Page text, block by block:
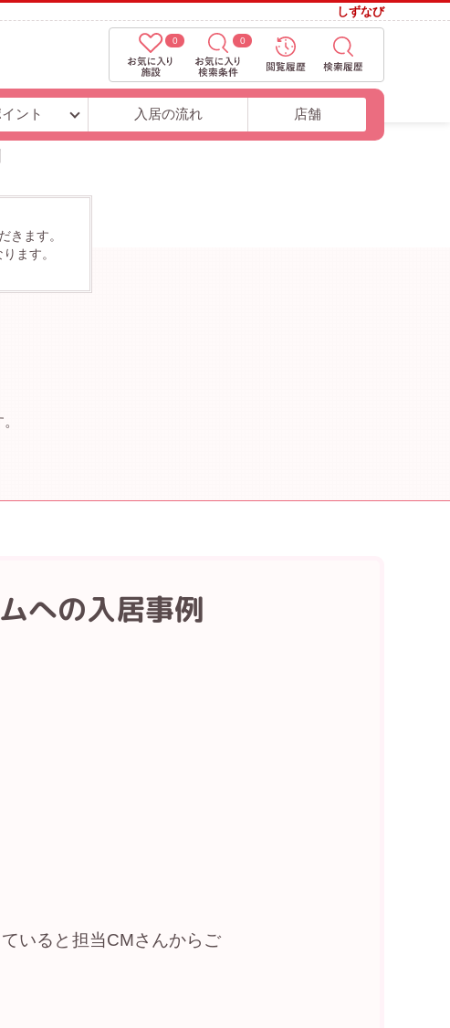
しずなび
0 0
ント 入居の流れ 店舗
きます。
ます。
への入居事例
いると担当CMさんからご